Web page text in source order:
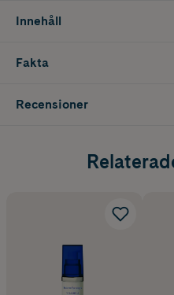
Innehåll
Fakta
Recensioner